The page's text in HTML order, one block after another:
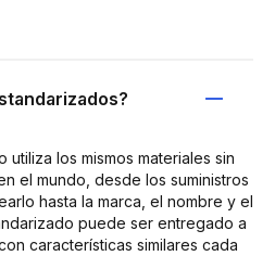
los mismos materiales sin
el mundo, desde los suministros
hasta la marca, el nombre y el
puede ser entregado a
características similares cada